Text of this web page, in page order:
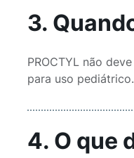
3.
PROCTYL não
para uso pediátrico.
4. O que